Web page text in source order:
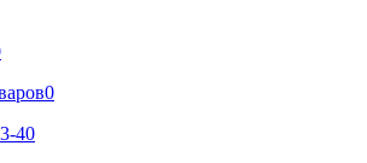
0
40